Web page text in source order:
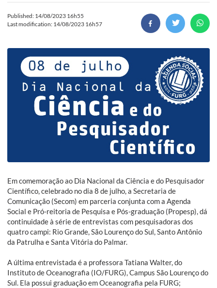
Published: 14/08/2023 16h55
Last modification: 14/08/2023 16h57
Em comemoração ao Dia Nacional da Ciência e do Pesquisador
Científico, celebrado no dia 8 de julho, a Secretaria de
Comunicação (Secom) em parceria conjunta com a Agenda
Social e Pró-reitoria de Pesquisa e Pós-graduação (Propesp), dá
continuidade à série de entrevistas com pesquisadoras dos
quatro campi: Rio Grande, São Lourenço do Sul, Santo Antônio
da Patrulha e Santa Vitória do Palmar.
A última entrevistada é a professora Tatiana Walter, do
Instituto de Oceanografia (IO/FURG), Campus São Lourenço do
Sul. Ela possui graduação em Oceanografia pela FURG;